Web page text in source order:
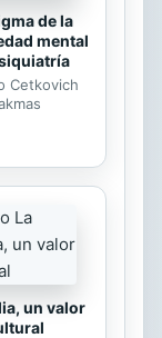
de la
mental
Cetkovich
un valor